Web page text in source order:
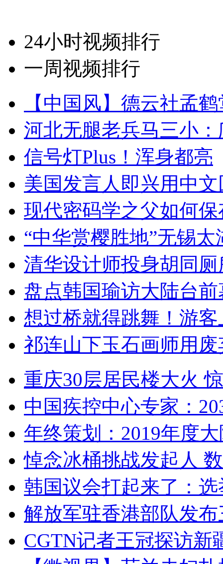
24小时视频排行
一周视频排行
【中国风】德云社孟
河北无腿老兵马三小
信号灯Plus！浑身都亮
美国发言人即兴用中
现代密码学之父如何
“中华赏樱胜地”无锡
清华设计师投身胡同
盘点韩国瑜访大陆台
想过桥就得跳舞！游客
祁连山下玉石画师用
重庆30层居民楼大火
中国疾控中心专家：
年终策划：2019年度
悼念冰桶挑战发起人
韩国议会打起来了：
解放军驻香港部队发
CGTN记者王冠探访新